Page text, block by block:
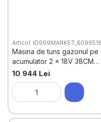
Articol: ID999MARKET_6099516
Masina de tuns gazonul pe
acumulator 2 x 18V 38CM
DLM380Z Makita
10 944 Lei